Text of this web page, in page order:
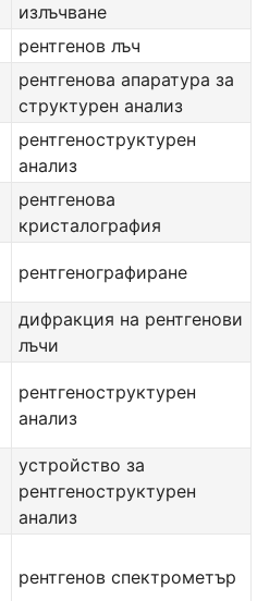
излъчване
рентгенов лъч
рентгенова апаратура за
структурен анализ
рентгеноструктурен
анализ
рентгенова
кристалография
рентгенографиране
дифракция на рентгенови
лъчи
рентгеноструктурен
анализ
устройство за
рентгеноструктурен
анализ
рентгенов спектрометър